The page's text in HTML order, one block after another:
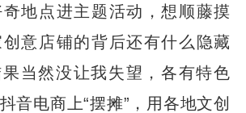
点进主题活动，想顺藤摸
意店铺的背后还有什么隐藏
当然没让我失望，各有特色
音电商上“摆摊”，用各地文创